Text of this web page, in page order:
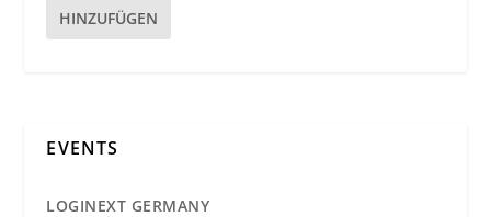
HINZUFÜGEN
EVENTS
LOGINEXT GERMANY